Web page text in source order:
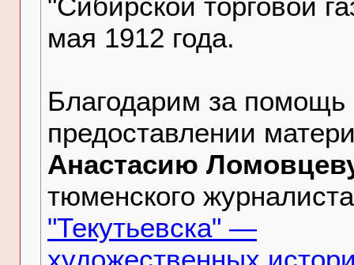
мая 1912 года.
Благодарим за помощь
предоставлении
Анастасию
тюменского
"Текутьевска" —